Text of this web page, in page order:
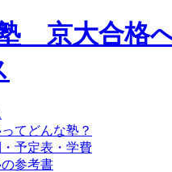
てどんな塾？
予定表・学費
参考書